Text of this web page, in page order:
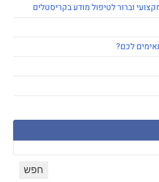
וברור לטיפול מודע בקריסטלים
לכם?